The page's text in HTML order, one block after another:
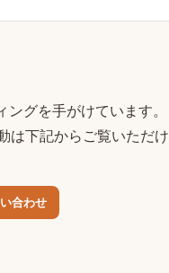
グを手がけています。
は下記からご覧いただけ
合わせ